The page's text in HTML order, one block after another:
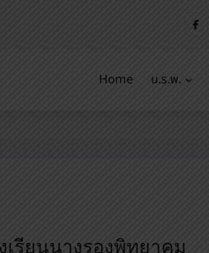
Home น.ร.พ.
งรอง